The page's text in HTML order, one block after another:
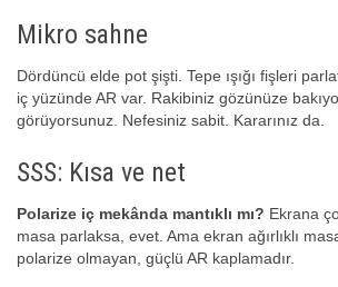
Mikro sahne
Dördüncü elde pot şişti. Tepe ışığı fişleri
iç yüzünde AR var. Rakibiniz gözünüze
görüyorsunuz. Nefesiniz sabit. Kararınız da.
SSS: Kısa ve net
Polarize iç mekânda mantıklı mı? Ekrana
masa parlaksa, evet. Ama ekran ağırlıklı
polarize olmayan, güçlü AR kaplamadır.